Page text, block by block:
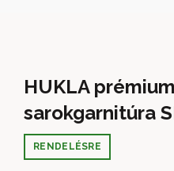
HUKLA
sarokgarnitúra
RENDELÉSRE